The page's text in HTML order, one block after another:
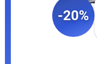
-20%